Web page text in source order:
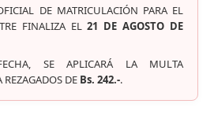
DE MATRICULACIÓN PARA EL
FINALIZA EL21 DE AGOSTO DE
SE APLICARÁ LA MULTA
REZAGADOS DE Bs. 242.-.